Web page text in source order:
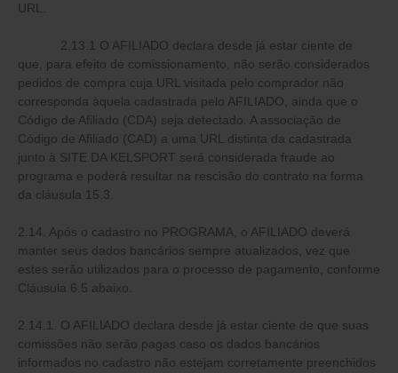
URL.
2.13.1 O AFILIADO declara desde já estar ciente de
que, para efeito de comissionamento, não serão considerados
pedidos de compra cuja URL visitada pelo comprador não
corresponda àquela cadastrada pelo AFILIADO, ainda que o
Código de Afiliado (CDA) seja detectado. A associação de
Código de Afiliado (CAD) a uma URL distinta da cadastrada
junto à SITE DA KELSPORT será considerada fraude ao
programa e poderá resultar na rescisão do contrato na forma
da cláusula 15.3.
2.14. Após o cadastro no PROGRAMA, o AFILIADO deverá
manter seus dados bancários sempre atualizados, vez que
estes serão utilizados para o processo de pagamento, conforme
Cláusula 6.5 abaixo.
2.14.1. O AFILIADO declara desde já estar ciente de que suas
comissões não serão pagas caso os dados bancários
informados no cadastro não estejam corretamente preenchidos